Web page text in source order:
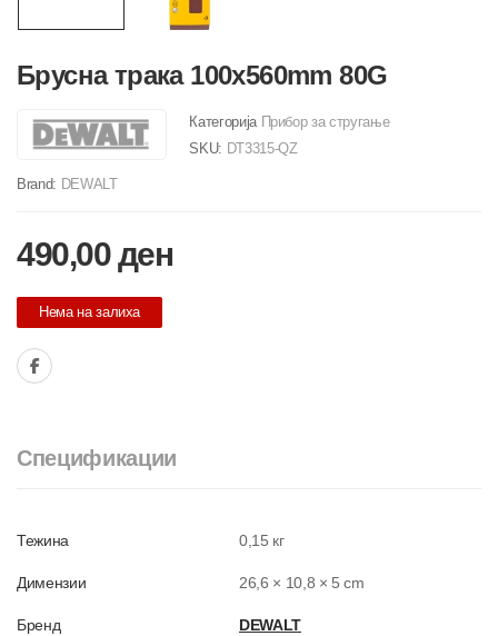
Брусна трака 100x560mm 80G
Категорија Прибор за стругање
SKU: DT3315-QZ
Brand: DEWALT
490,00ден
Нема на залиха
Спецификации
Тежина 0,15 кг
Димензии 26,6 × 10,8 × 5 cm
Бренд DEWALT